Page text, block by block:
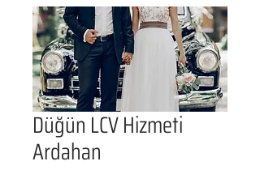
Düğün LCV Hizmeti
Ardahan